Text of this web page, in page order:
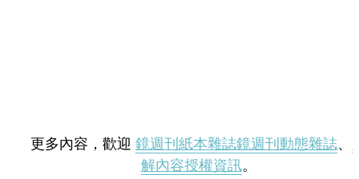
更多內容，歡迎 鏡週刊紙本雜誌鏡週刊動態雜誌、
解內容授權資訊。